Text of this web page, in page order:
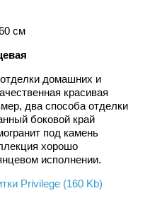
см
домашних и
красивая
два способа отделки
боковой край
под камень
хорошо
исполнении.
Privilege (160 Kb)